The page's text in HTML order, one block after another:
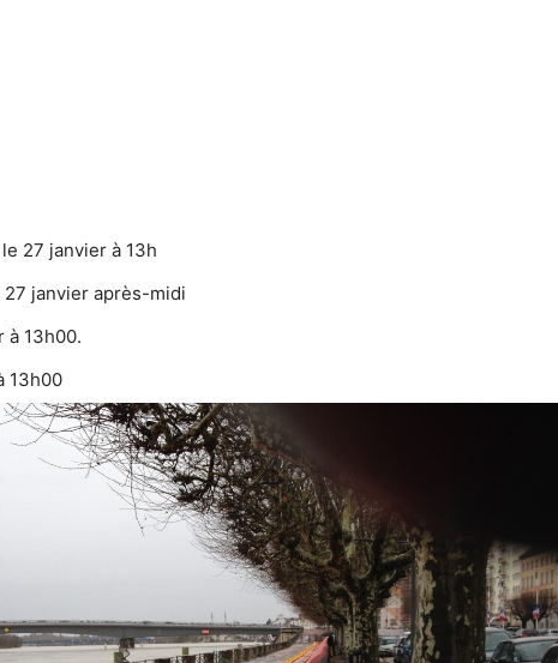
27 janvier à 13h
27 janvier après-midi
à 13h00.
13h00